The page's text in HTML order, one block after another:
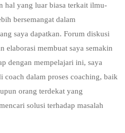
hal yang luar biasa terkait ilmu-
bersemangat dalam
saya dapatkan. Forum diskusi
elaborasi membuat saya semakin
dengan mempelajari ini, saya
coach dalam proses coaching, baik
orang terdekat yang
solusi terhadap masalah